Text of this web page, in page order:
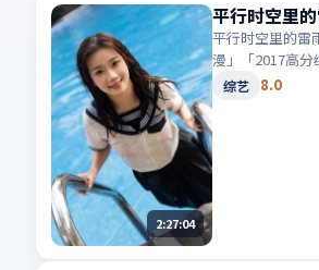
2:27:04
平行时空里
平行时空里的雷
漫」「2017高分
综艺 8.0